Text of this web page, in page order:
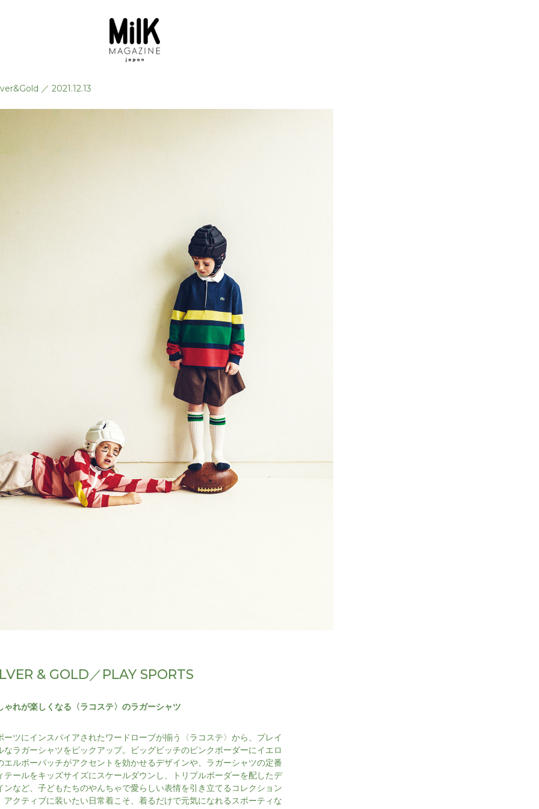
／ 2021.12.13
& GOLD／PLAY SPORTS
ゃれが楽しくなる〈ラコステ〉のラガーシャツ
ーツにインスパイアされたワードローブが揃う〈ラコステ〉から、プレイ
なラガーシャツをピックアップ。ビッグピッチのピンクボーダーにイエロ
エルボーパッチがアクセントを効かせるデザインや、ラガーシャツの定番
テールをキッズサイズにスケールダウンし、トリプルボーダーを配したデ
ンなど、子どもたちのやんちゃで愛らしい表情を引き立てるコレクション
アクティブに装いたい日常着こそ、着るだけで元気になれるスポーティな